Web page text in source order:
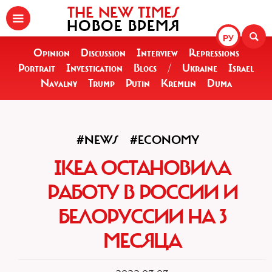
РУ
THE NEW TIMES
НОВОЕ ВРЕМЯ
Opinion Discussion Interview
Repressions
Portrait
Investigation Blogs / Ukraine
Israel
Navalny
Trump Putin Kremlin Duma
#NEWS #ECONOMY
IKEA ОСТАНОВИЛА
РАБОТУ В РОССИИ И
БЕЛОРУССИИ НА 3
МЕСЯЦА